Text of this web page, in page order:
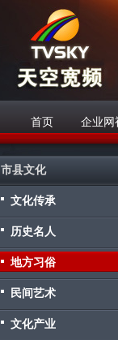
首页 企业网
市县文化
文化传承
历史名人
地方习俗
民间艺术
文化产业